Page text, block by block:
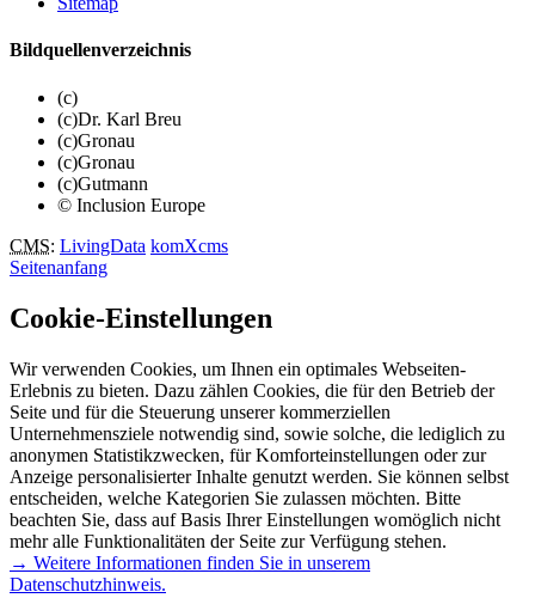
Bildquellenverzeichnis
(c)
(c)Dr. Karl Breu
(c)Gronau
(c)Gronau
(c)Gutmann
© Inclusion Europe
CMS: LivingData komXcms
Seitenanfang
Cookie-Einstellungen
Wir verwenden Cookies, um Ihnen ein optimales Webseiten-
Erlebnis zu bieten. Dazu zählen Cookies, die für den Betrieb der
Seite und für die Steuerung unserer kommerziellen
Unternehmensziele notwendig sind, sowie solche, die lediglich zu
anonymen Statistikzwecken, für Komforteinstellungen oder zur
Anzeige personalisierter Inhalte genutzt werden. Sie können selbst
entscheiden, welche Kategorien Sie zulassen möchten. Bitte
beachten Sie, dass auf Basis Ihrer Einstellungen womöglich nicht
mehr alle Funktionalitäten der Seite zur Verfügung stehen.
→ Weitere Informationen finden Sie in unserem
Datenschutzhinweis.